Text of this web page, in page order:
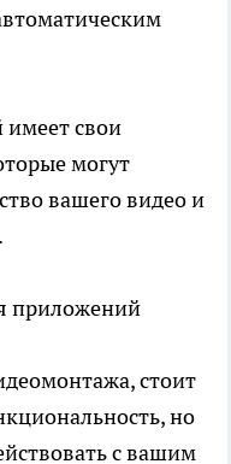
свои
могут
вашего видео и
приложений
стоит
но
с вашим